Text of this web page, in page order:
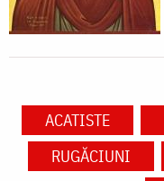
ACATISTE
RUGĂCIUNI